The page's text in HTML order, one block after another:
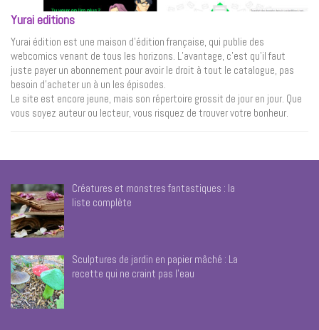
Yurai editions
Yurai édition est une maison d’édition française, qui publie des
webcomics venant de tous les horizons. L’avantage, c’est qu’il faut
juste payer un abonnement pour avoir le droit à tout le catalogue, pas
besoin d’acheter un à un les épisodes.
Le site est encore jeune, mais son répertoire grossit de jour en jour. Que
vous soyez auteur ou lecteur, vous risquez de trouver votre bonheur.
Créatures et monstres fantastiques : la
liste complète
Sculptures de jardin en papier mâché : La
recette qui ne craint pas l’eau